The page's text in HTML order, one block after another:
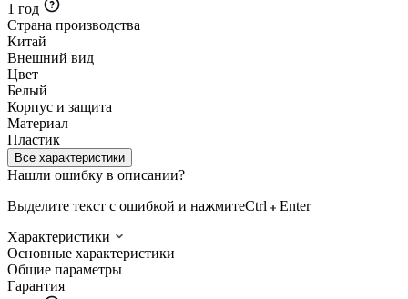
1 год
Страна производства
Китай
Внешний вид
Цвет
Белый
Корпус и защита
Материал
Пластик
Все характеристики
Нашли ошибку в описании?
Выделите текст с ошибкой и нажмитеCtrl
Enter
Характеристики
Основные характеристики
Общие параметры
Гарантия